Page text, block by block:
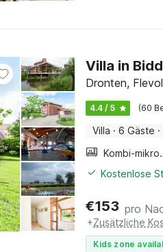
Villa in
Dronten,
4.4 / 5 (60
Villa · 6 Gäste ·
Kostenlose
€153 pro
+Zusätzliche
Kids zone